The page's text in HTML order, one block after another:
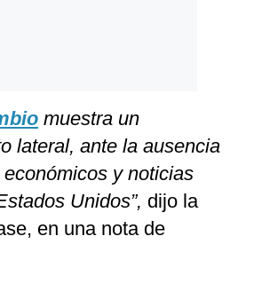
muestra un
lateral, ante la ausencia
y noticias
Unidos”, dijo la
en una nota de